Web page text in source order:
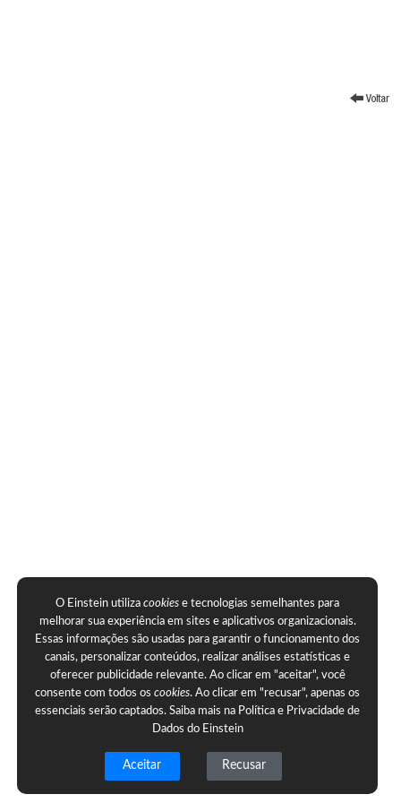
O Einstein utilizacookies e tecnologias semelhantes para
melhorar sua experiência em sites e aplicativos organizacionais.
Essas informações são usadas para garantir o funcionamento dos
canais, personalizar conteúdos, realizar análises estatísticas e
oferecer publicidade relevante. Ao clicar em "aceitar", você
consente com todos oscookies. Ao clicar em "recusar", apenas os
essenciais serão captados. Saiba mais na Política e Privacidade de
Dados do Einstein
Aceitar Recusar